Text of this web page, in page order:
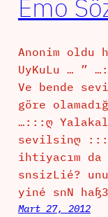
Emo
Anonim oldu
UyKuLu … ”
Ve bende
göre
…:::ღ
sevilsinღ
ihtiyacım da
snsizLié?
yiné snN
Mart 27, 2012